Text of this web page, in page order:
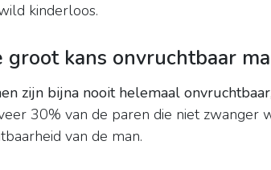
kinderloos.
groot kans onvruchtbaar
zijn bijna nooit helemaal onvruchtbaar
30% van de paren die niet zwanger
van de man.